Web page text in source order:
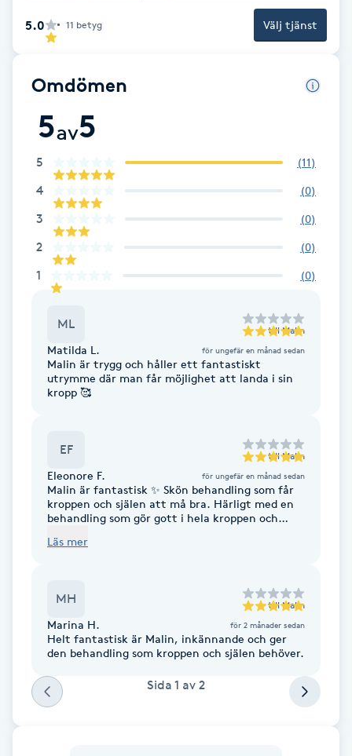
Cryoterapi
Damklippning
Dermapen
Diamantslipning
Enzympeeling
Extensions borttagning
Eyeliner-tatuering
Faceliftmassage
Fet hårbotten
Fettreducering
Fibromassage
Fillers
Fotmassage
5.0 11 betyg Välj tjänst
Omdömen
5av5
5 (11)
4 (0)
3 (0)
2 (0)
1 (0)
ML till Malin
Matilda L. för ungefär en månad sedan
Malin är trygg och håller ett fantastiskt
utrymme där man får möjlighet att landa i sin
kropp 🥰
EF till Malin
Eleonore F. för ungefär en månad sedan
Malin är fantastisk ✨ Skön behandling som får
kroppen och själen att må bra. Härligt med en
behandling som gör gott i hela kroppen och
verkligen en behandling hos Malin 💫💛☀️
Läs mer
MH till Malin
Marina H. för 2 månader sedan
Helt fantastisk är Malin, inkännande och ger
den behandling som kroppen och själen behöver.
Sida 1 av 2